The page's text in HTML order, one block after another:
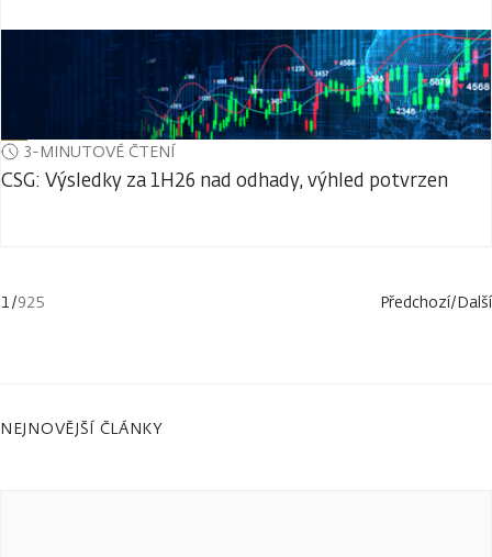
3-MINUTOVÉ ČTENÍ
CSG: Výsledky za 1H26 nad odhady, výhled potvrzen
1/925 Předchozí/Další
NEJNOVĚJŠÍ ČLÁNKY